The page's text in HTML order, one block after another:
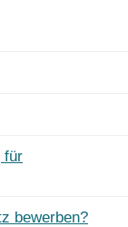
für
bewerben?